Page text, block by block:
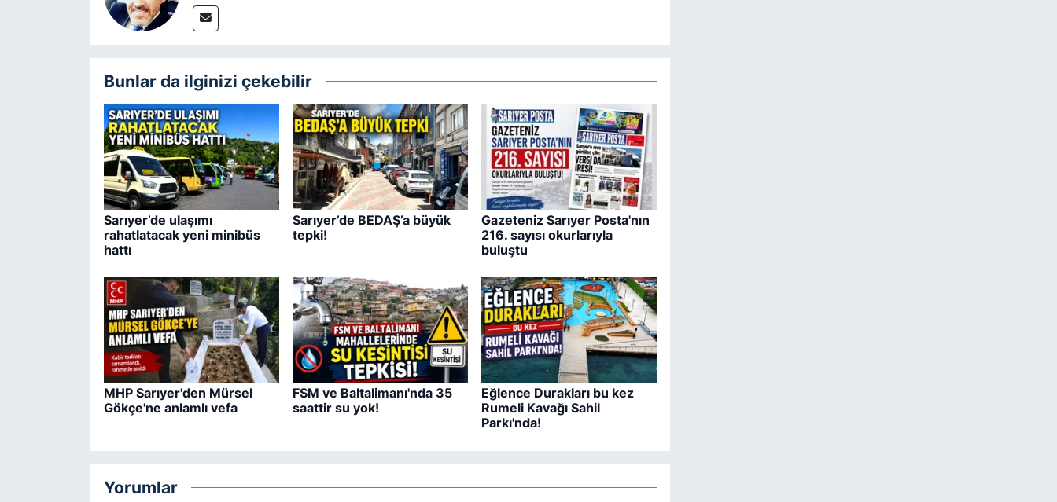
Bunlar da ilginizi çekebilir
Sarıyer’de ulaşımı
rahatlatacak yeni minibüs
hattı
Sarıyer’de BEDAŞ’a büyük
tepki!
Gazeteniz Sarıyer Posta'nın
216. sayısı okurlarıyla
buluştu
MHP Sarıyer'den Mürsel
Gökçe'ne anlamlı vefa
FSM ve Baltalimanı'nda 35
saattir su yok!
Eğlence Durakları bu kez
Rumeli Kavağı Sahil
Parkı'nda!
Yorumlar